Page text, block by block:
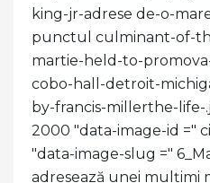
king-jr-adrese de-o-
punctul culminant-of-
martie-held-to-
cobo-hall-detroit-
by-francis-millerthe-
2000 "data-image-id ="
"data-image-slug ="
adresează unei mulțimi